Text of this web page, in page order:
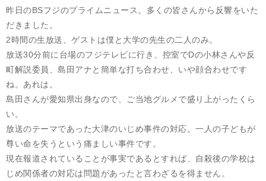
昨日のBSフジのプライムニュース。多くの皆さんから反響をいた
だきました。
2時間の生放送、ゲストは僕と大学の先生の二人のみ。
放送30分前に台場のフジテレビに行き、控室でDの小林さんや反
町解説委員、島田アナと簡単な打ち合わせ、いや顔合わせです
ね。あれは。
島田さんが愛知県出身なので、ご当地グルメで盛り上がったくら
い。
放送のテーマであった大津のいじめ事件の対応。一人の子どもが
尊い命を失うという痛ましい事件です。
現在報道されていることが事実であるとすれば、自殺後の学校は
じめ関係者の対応は問題があったと言わざるを得ません。